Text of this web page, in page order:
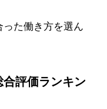
た働き方を選ん
評価ランキン